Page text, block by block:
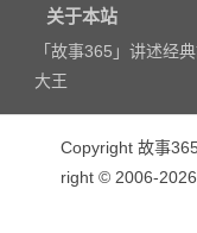
关于本站
「故事365」讲述经
大王
Copyright 故事
right © 2006-